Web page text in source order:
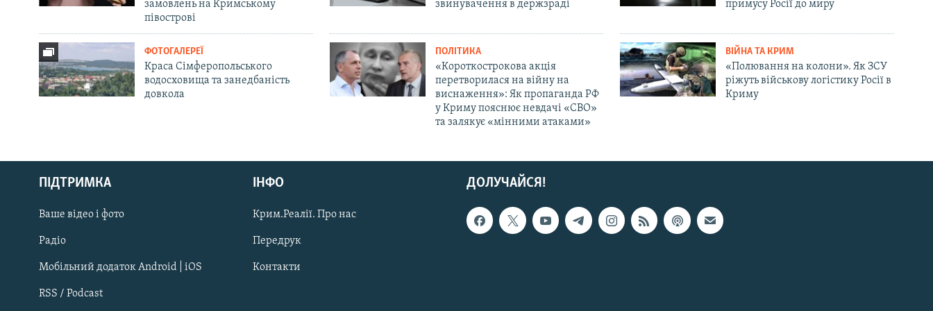
Русский
Qırımtatar
ДОЛУЧАЙСЯ!
замовлень на Кримському
півострові
звинувачення в держзраді примусу Росії до миру
ФОТОГАЛЕРЕЇ
Краса Сімферопольського
водосховища та занедбаність
довкола
ПОЛІТИКА
«Короткострокова акція
перетворилася на війну на
виснаження»: Як пропаганда РФ
у Криму пояснює невдачі «СВО»
та залякує «мінними атаками»
ВІЙНА ТА КРИМ
«Полювання на колони». Як ЗСУ
ріжуть військову логістику Росії в
Криму
ДОЛУЧАЙСЯ!
ПІДТРИМКА
Ваше відео і фото
Радіо
Мобільний додаток Android | iOS
RSS / Podcast
ІНФО
Крим.Реалії. Про нас
Передрук
Контакти